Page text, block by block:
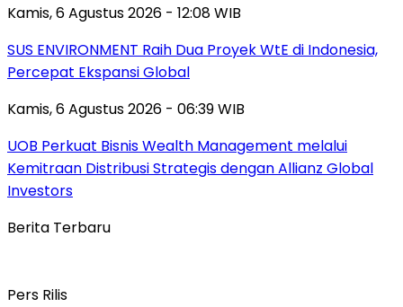
Kamis, 6 Agustus 2026 - 12:08 WIB
SUS ENVIRONMENT Raih Dua Proyek WtE di Indonesia,
Percepat Ekspansi Global
Kamis, 6 Agustus 2026 - 06:39 WIB
UOB Perkuat Bisnis Wealth Management melalui
Kemitraan Distribusi Strategis dengan Allianz Global
Investors
Berita Terbaru
Pers Rilis